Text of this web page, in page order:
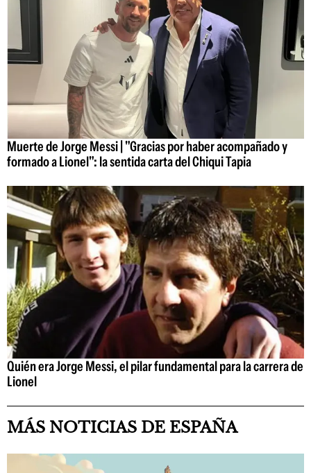
Muerte de Jorge Messi | "Gracias por haber acompañado y
formado a Lionel": la sentida carta del Chiqui Tapia
Quién era Jorge Messi, el pilar fundamental para la carrera de
Lionel
MÁS NOTICIAS DE ESPAÑA